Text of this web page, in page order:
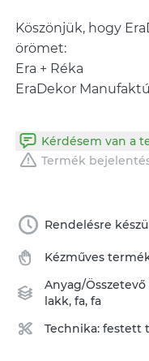
Köszönjük, hogy
örömet:
Era + Réka
EraDekor
Kérdésem van a
Termék
Rendelésre
Kézműves
Anyag/Összetevő
lakk,fa,fa
Technika:festett